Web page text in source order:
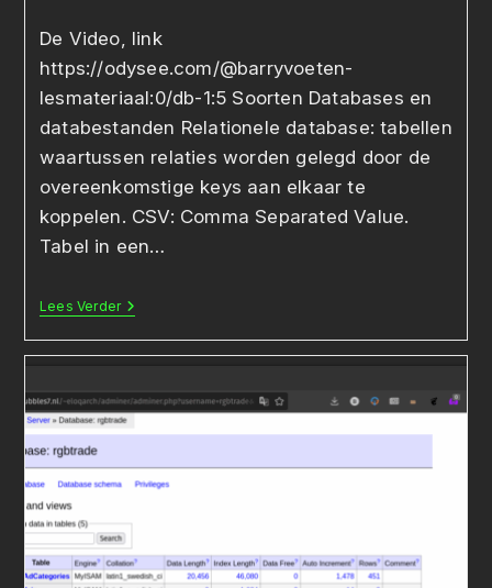
op:
De Video, link
https://odysee.com/@barryvoeten-
lesmateriaal:0/db-1:5 Soorten Databases en
databestanden Relationele database: tabellen
waartussen relaties worden gelegd door de
overeenkomstige keys aan elkaar te
koppelen. CSV: Comma Separated Value.
Tabel in een…
Lees VerderWaarom
Wat
Is
Database,
Soorten
Databases